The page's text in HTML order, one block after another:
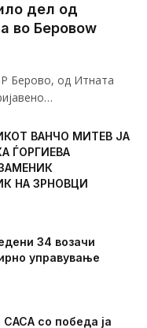
дел од
во Беровоw
Берово, од Итната
ВАНЧО МИТЕВ ЈА
ЃОРГИЕВА
НА ЗРНОВЦИ
34 возачи
управување
со победа ја